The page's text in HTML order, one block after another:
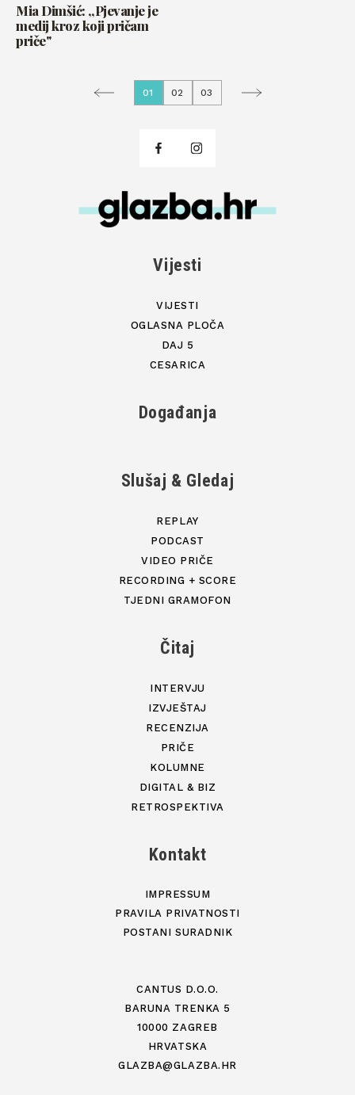
Mia Dimšić: „Pjevanje je
medij kroz koji pričam
priče"
01 02 03
Vijesti
VIJESTI
OGLASNA PLOČA
DAJ 5
CESARICA
Događanja
Slušaj & Gledaj
REPLAY
PODCAST
VIDEO PRIČE
RECORDING + SCORE
TJEDNI GRAMOFON
Čitaj
INTERVJU
IZVJEŠTAJ
RECENZIJA
PRIČE
KOLUMNE
DIGITAL & BIZ
RETROSPEKTIVA
Kontakt
IMPRESSUM
PRAVILA PRIVATNOSTI
POSTANI SURADNIK
CANTUS D.O.O.
BARUNA TRENKA 5
10000 ZAGREB
HRVATSKA
GLAZBA@GLAZBA.HR